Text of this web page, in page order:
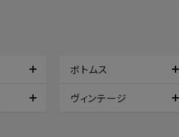
ボトムス
ヴィンテージ